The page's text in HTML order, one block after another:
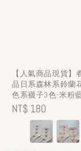
【人氣商品現貨】
品日系森林系鈴蘭
色系襪子3色-米粉
Regular
price
NT$ 180